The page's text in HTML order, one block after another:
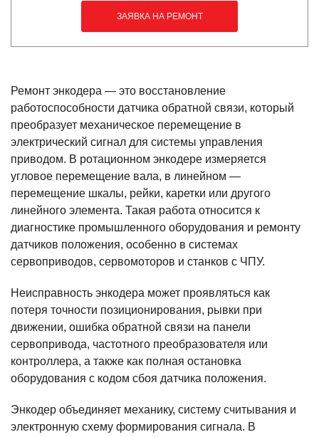
ЗАЯВКА НА РЕМОНТ
Ремонт энкодера — это восстановление
работоспособности датчика обратной связи, который
преобразует механическое перемещение в
электрический сигнал для системы управления
приводом. В ротационном энкодере измеряется
угловое перемещение вала, в линейном —
перемещение шкалы, рейки, каретки или другого
линейного элемента. Такая работа относится к
диагностике промышленного оборудования и ремонту
датчиков положения, особенно в системах
сервоприводов, сервомоторов и станков с ЧПУ.
Неисправность энкодера может проявляться как
потеря точности позиционирования, рывки при
движении, ошибка обратной связи на панели
сервопривода, частотного преобразователя или
контроллера, а также как полная остановка
оборудования с кодом сбоя датчика положения.
Энкодер объединяет механику, систему считывания и
электронную схему формирования сигнала. В